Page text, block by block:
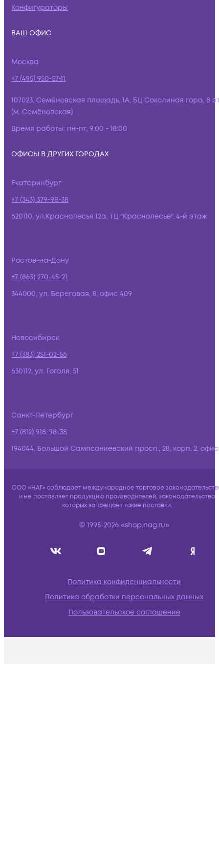
Конфигураторы
ВАШ ОФИС
Москва
+7 (495) 950-57-11
107023, Семёновская площадь, 1А, БЦ Соколиная гора, 8
(м. Семёновская)
Время работы: пн-пт, 9:00 - 18:00
ОФИСЫ В ДРУГИХ ГОРОДАХ
Екатеринбург
+7 (343) 379-98-38
620110, ул.Краснолесья 12а, ТЦ "Краснолесье", 4-й этаж
Ростов-на-Дону
+7 (863) 270-45-21
344000, ул. Береговая, 8, офис 409
Новосибирск
+7 (383) 251-02-56
630112, ул. Гоголя, 51
Санкт-Петербург
+7 (812) 918-98-38
194044, Большой Сампсониевский просп., 28, корп. 2,
ООО «НАГ» соблюдает международное торговое
и не поставляет продукцию производителей, законодательство
которых запрещает такие поставки.
© 1995-2026 «shop.nag.ru»
Политика конфиденциальности
Политика обработки персональных данных
Пользовательское соглашение